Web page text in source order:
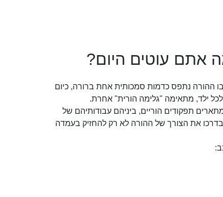
אתם עוטים היום?
ההורה נתפס כדמות סמכותית אחת ברורה, כיום
ילד, מתאימה "גלימה הורית" אחרת.
תפקודים הוריים, ביניהם עבודותיהם של
בדרכו את הצורך של ההורה לא רק להחזיק בעמדה